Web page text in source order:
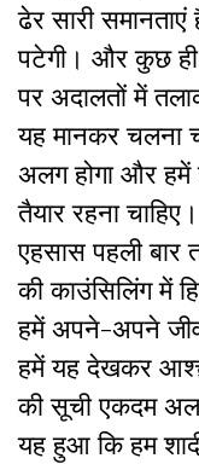
ढेर सारी
पटेगी। और कुछ ही
पर अदालतों में
यह मानकर चलना
अलग होगा और
तैयार रहना
एहसास पहली बार
की काउंसिलिंग में
हमें अपने-अपने
हमें यह देखकर
की सूची एकदम
यह हुआ कि हम